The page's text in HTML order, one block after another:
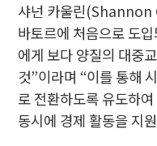
샤넌 카울린(Shannon
바토르에 처음으로 도
에게 보다 양질의 대중
것”이라며 “이를 통해
로 전환하도록 유도하
동시에 경제 활동을 지